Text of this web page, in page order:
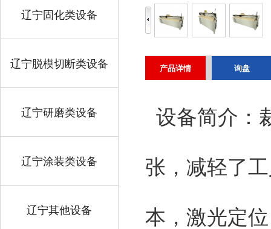
辽宁固化类设备
辽宁脱模切断类设备
辽宁研磨类设备
辽宁涂装类设备
辽宁其他设备
产品详情 询盘
设备简介：
张，减轻了
本，激光定